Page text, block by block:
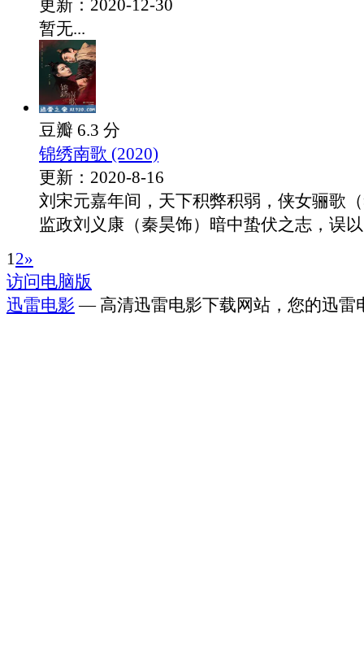
更新：2020-12-30
暂无...
豆瓣 6.3 分
锦绣南歌 (2020)
更新：2020-8-16
刘宋元嘉年间，天下积弊积弱，侠女骊歌
监政刘义康（秦昊饰）暗中蛰伏之志，误
12»
访问电脑版
迅雷电影 — 高清迅雷电影下载网站，您的迅雷